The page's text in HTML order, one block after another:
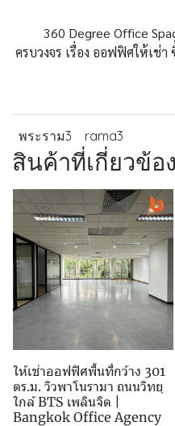
360 Degree Office
ครบวงจร เรื่อง ออฟฟิศให้เช่
พระราม3 rama3
สินค้าที่เกี่ยวข้อง
ให้เช่าออฟฟิศพื้นที่กว้าง 301
ตร.ม. วิวพาโนรามา ถนนวิทยุ
ใกล้ BTS เพลินจิต |
Bangkok Office Agency